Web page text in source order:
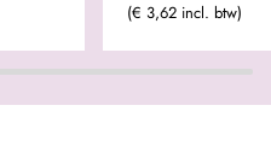
(€ 3,62 incl. btw)